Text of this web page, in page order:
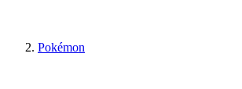
Pokémon